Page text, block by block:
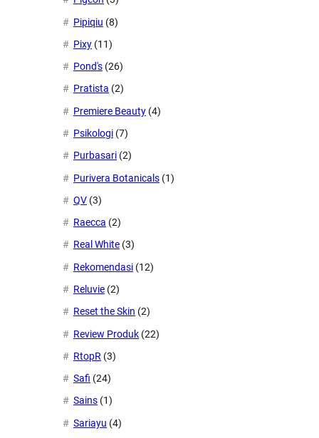
Pipiqiu (8)
Pixy (11)
Pond's (26)
Pratista (2)
Premiere Beauty (4)
Psikologi (7)
Purbasari (2)
Purivera Botanicals (1)
QV (3)
Raecca (2)
Real White (3)
Rekomendasi (12)
Reluvie (2)
Reset the Skin (2)
Review Produk (22)
RtopR (3)
Safi (24)
Sains (1)
Sariayu (4)